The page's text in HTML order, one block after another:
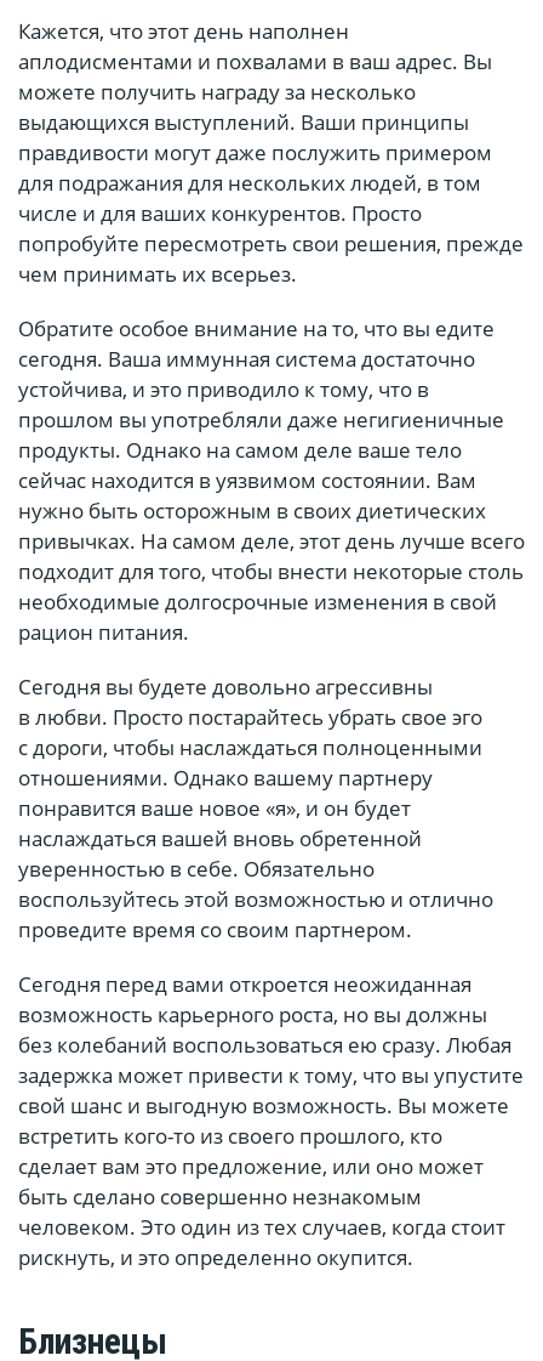
Кажется, что этот день наполнен
аплодисментами и похвалами в ваш адрес. Вы
можете получить награду за несколько
выдающихся выступлений. Ваши принципы
правдивости могут даже послужить примером
для подражания для нескольких людей, в том
числе и для ваших конкурентов. Просто
попробуйте пересмотреть свои решения, прежде
чем принимать их всерьез.
Обратите особое внимание на то, что вы едите
сегодня. Ваша иммунная система достаточно
устойчива, и это приводило к тому, что в
прошлом вы употребляли даже негигиеничные
продукты. Однако на самом деле ваше тело
сейчас находится в уязвимом состоянии. Вам
нужно быть осторожным в своих диетических
привычках. На самом деле, этот день лучше всего
подходит для того, чтобы внести некоторые столь
необходимые долгосрочные изменения в свой
рацион питания.
Сегодня вы будете довольно агрессивны
в любви. Просто постарайтесь убрать свое эго
с дороги, чтобы наслаждаться полноценными
отношениями. Однако вашему партнеру
понравится ваше новое «я», и он будет
наслаждаться вашей вновь обретенной
уверенностью в себе. Обязательно
воспользуйтесь этой возможностью и отлично
проведите время со своим партнером.
Сегодня перед вами откроется неожиданная
возможность карьерного роста, но вы должны
без колебаний воспользоваться ею сразу. Любая
задержка может привести к тому, что вы упустите
свой шанс и выгодную возможность. Вы можете
встретить кого-то из своего прошлого, кто
сделает вам это предложение, или оно может
быть сделано совершенно незнакомым
человеком. Это один из тех случаев, когда стоит
рискнуть, и это определенно окупится.
Близнецы